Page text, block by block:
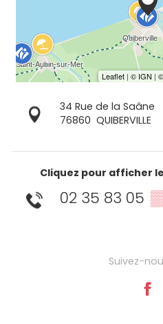
34 Rue de la Saâne
76860 QUIBERVILLE
Cliquez pour afficher
02 35 83 05
Suivez-